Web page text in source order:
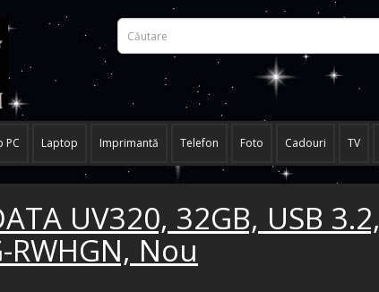
PC Laptop Imprimantă Telefon Foto Cadouri TV
UV320, 32GB, USB 3.2,
Nou